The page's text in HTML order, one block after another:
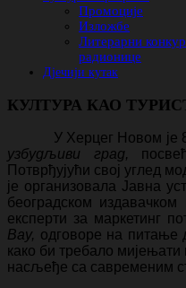
Промоције
Изложбе
Литерарни
радионице
Дјечији кутак
КУЛТУРА КАО
У Херцег Новом је
узбудљиви град,
Потврђујући свој углед
је организовала Јавна
београдском издавачком
експерти за маркетинг
Bay, одговоре на питање
како би требало
насљеђе са савременим